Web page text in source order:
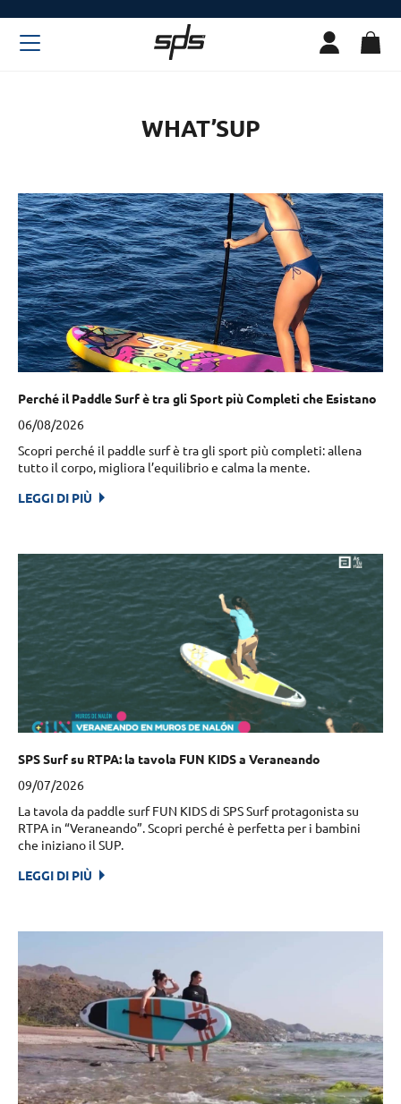
WHAT’SUP
Perché il Paddle Surf è tra gli Sport più Completi che Esistano
06/08/2026
Scopri perché il paddle surf è tra gli sport più completi: allena
tutto il corpo, migliora l’equilibrio e calma la mente.
LEGGI DI PIÙ
SPS Surf su RTPA: la tavola FUN KIDS a Veraneando
09/07/2026
La tavola da paddle surf FUN KIDS di SPS Surf protagonista su
RTPA in “Veraneando”. Scopri perché è perfetta per i bambini
che iniziano il SUP.
LEGGI DI PIÙ